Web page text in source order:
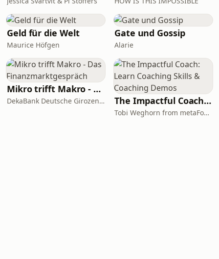
Geld für die Welt
Maurice Höfgen
Gate und Gossip
Alarie
Mikro trifft Makro - Das Finanzmarktgespräch
DekaBank Deutsche Girozentrale The Impactful Coach: Learn Coaching Skills & Coaching Demos
Tobi Weghorn from metaFox Coaching Tools